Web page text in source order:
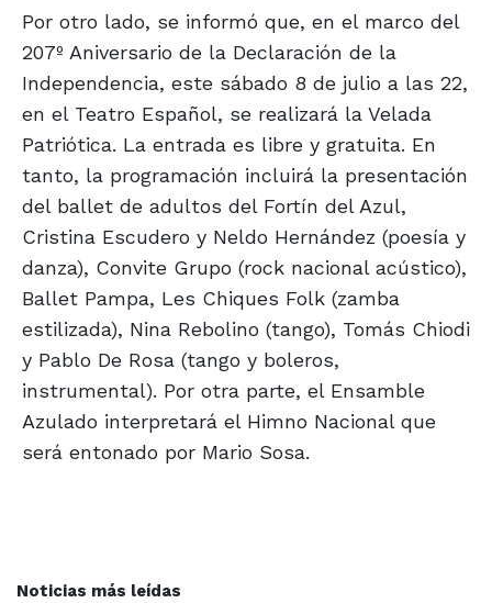
Por otro lado, se informó que, en el marco del
207º Aniversario de la Declaración de la
Independencia, este sábado 8 de julio a las 22,
en el Teatro Español, se realizará la Velada
Patriótica. La entrada es libre y gratuita. En
tanto, la programación incluirá la presentación
del ballet de adultos del Fortín del Azul,
Cristina Escudero y Neldo Hernández (poesía y
danza), Convite Grupo (rock nacional acústico),
Ballet Pampa, Les Chiques Folk (zamba
estilizada), Nina Rebolino (tango), Tomás Chiodi
y Pablo De Rosa (tango y boleros,
instrumental). Por otra parte, el Ensamble
Azulado interpretará el Himno Nacional que
será entonado por Mario Sosa.
Noticias más leídas